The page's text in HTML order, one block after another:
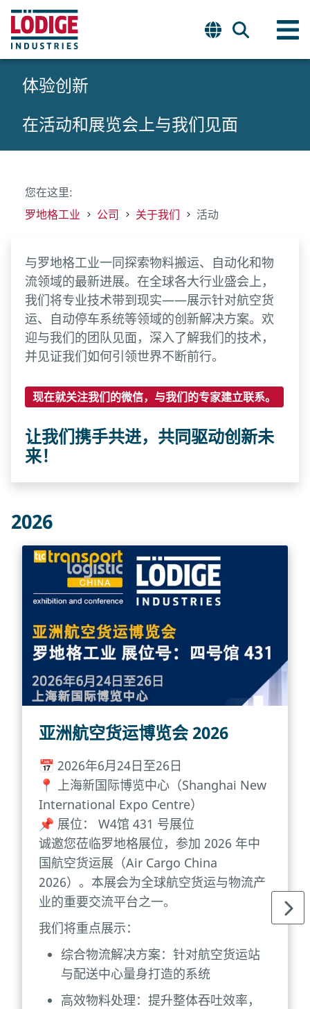
体验创新
在活动和展览会上与我们见面
您在这里:
罗地格工业
公司 关于我们 活动
与罗地格工业一同探索物料搬运、自动化和物
流领域的最新进展。在全球各大行业盛会上，
我们将专业技术带到现实——展示针对航空货
运、自动停车系统等领域的创新解决方案。欢
迎与我们的团队见面，深入了解我们的技术，
并见证我们如何引领世界不断前行。
现在就关注我们的微信，与我们的专家建立联系。
让我们携手共进，共同驱动创新未
来！
2026
亚洲航空货运博览会 2026
📅 2026年6月24日至26日
📍 上海新国际博览中心（Shanghai New
International Expo Centre）
📌 展位： W4馆 431 号展位
诚邀您莅临罗地格展位，参加 2026 年中
国航空货运展（Air Cargo China
2026）。本展会为全球航空货运与物流产
业的重要交流平台之一。
我们将重点展示：
综合物流解决方案：针对航空货运站
与配送中心量身打造的系统
高效物料处理：提升整体吞吐效率，